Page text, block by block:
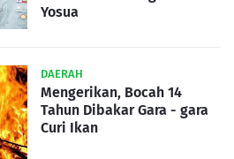
Yosua
DAERAH
Mengerikan, Bocah 14
Tahun Dibakar Gara - gara
Curi Ikan